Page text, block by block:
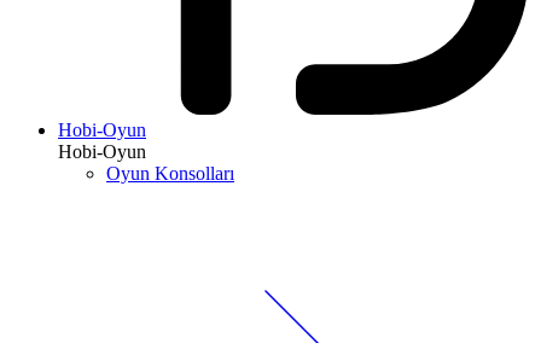
Hobi-Oyun
Hobi-Oyun
Oyun Konsolları